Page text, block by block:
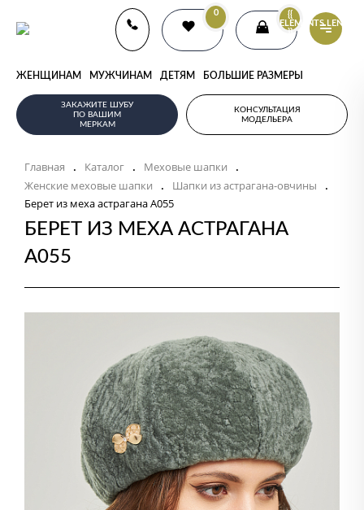
0
{{
ELEMENTS.LENGTH
}}
ЖЕНЩИНАМ МУЖЧИНАМ ДЕТЯМ БОЛЬШИЕ РАЗМЕРЫ
ЗАКАЖИТЕ ШУБУ
ПО ВАШИМ
МЕРКАМ
КОНСУЛЬТАЦИЯ
МОДЕЛЬЕРА
Главная . Каталог . Меховые шапки .
Женские меховые шапки . Шапки из астрагана-овчины .
Берет из меха астрагана А055
БЕРЕТ ИЗ МЕХА АСТРАГАНА
А055